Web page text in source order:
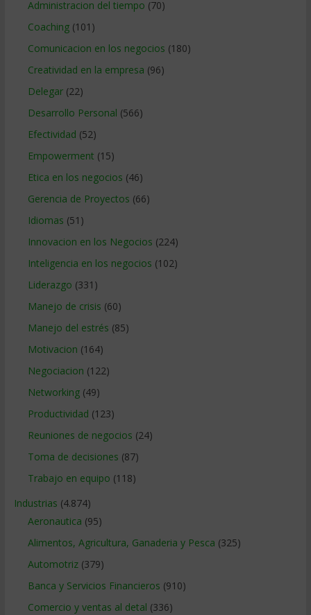
Administracion del tiempo (70)
Coaching(101)
Comunicacion en los negocios (180)
Creatividad en la empresa (96)
Delegar(22)
Desarrollo Personal (566)
Efectividad (52)
Empowerment (15)
Etica en los negocios (46)
Gerencia de Proyectos (66)
Idiomas (51)
Innovacion en los Negocios (224)
Inteligencia en los negocios (102)
Liderazgo (331)
Manejo de crisis (60)
Manejo del estrés (85)
Motivacion (164)
Negociacion (122)
Networking(49)
Productividad (123)
Reuniones de negocios (24)
Toma de decisiones (87)
Trabajo en equipo (118)
Industrias (4.874)
Aeronautica (95)
Alimentos, Agricultura, Ganaderia y Pesca (325)
Automotriz(379)
Banca y Servicios Financieros (910)
Comercio y ventas al detal (336)